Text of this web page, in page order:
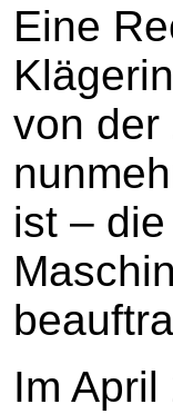
Eine
von der
ist –
Im